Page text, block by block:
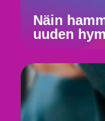
Näin
uuden